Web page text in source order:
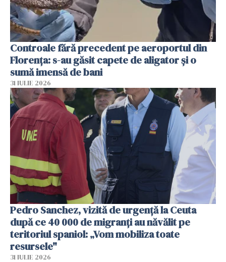
Controale fără precedent pe aeroportul din
Florența: s-au găsit capete de aligator și o
sumă imensă de bani
31 IULIE 2026
Pedro Sanchez, vizită de urgență la Ceuta
după ce 40 000 de migranți au năvălit pe
teritoriul spaniol: „Vom mobiliza toate
resursele"
31 IULIE 2026